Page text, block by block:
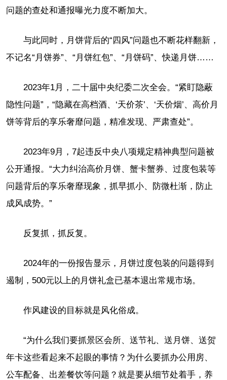
问题的查处和通报曝光力度不断加大。
与此同时，月饼背后的“四风”问题也不断花样翻新，
不记名“月饼券”、“月饼红包”、“月饼码”、快递月饼……
2023年1月，二十届中央纪委二次全会。“紧盯隐蔽
隐性问题”，“隐藏在高档酒、‘天价茶’、‘天价烟’、高价月
饼等背后的享乐奢靡问题，精准发现、严肃查处”。
2023年9月，7起违反中央八项规定精神典型问题被
公开通报。“大力纠治高价月饼、蟹卡蟹券、过度包装等
问题背后的享乐奢靡现象，抓早抓小、防微杜渐，防止
成风成势。”
反复抓，抓反复。
2024年的一份报告显示，月饼过度包装的问题得到
遏制，500元以上的月饼礼盒已基本退出常规市场。
作风建设的目标就是风化俗成。
“为什么我们要抓景区会所、送节礼、送月饼、送贺
年卡这些看起来不起眼的事情？为什么要抓办公用房、
公车配备、出差餐饮等问题？就是要从细节处着手，养